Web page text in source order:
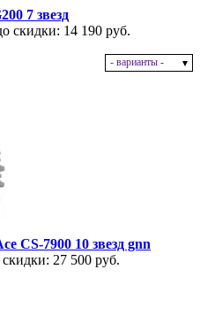
7 звезд
скидки: 14 190 руб.
- варианты -
CS-7900 10 звезд gnn
27 500 руб.